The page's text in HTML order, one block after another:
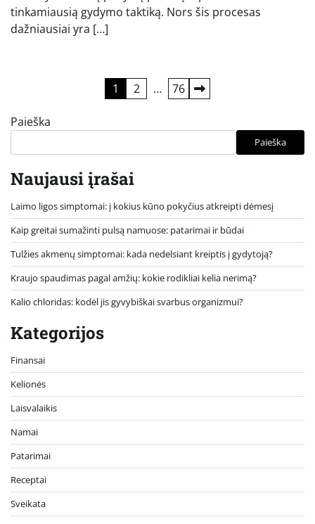
tinkamiausią gydymo taktiką. Nors šis procesas
dažniausiai yra […]
puslapiavimas
1 2 … 76
Paieška
Paieška
Naujausi įrašai
Laimo ligos simptomai: į kokius kūno pokyčius atkreipti dėmesį
Kaip greitai sumažinti pulsą namuose: patarimai ir būdai
Tulžies akmenų simptomai: kada nedelsiant kreiptis į gydytoją?
Kraujo spaudimas pagal amžių: kokie rodikliai kelia nerimą?
Kalio chloridas: kodėl jis gyvybiškai svarbus organizmui?
Kategorijos
Finansai
Kelionės
Laisvalaikis
Namai
Patarimai
Receptai
Sveikata